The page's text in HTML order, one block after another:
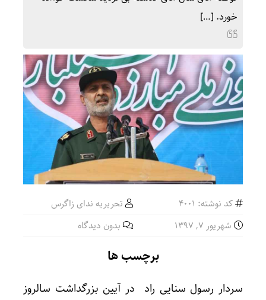
خورد. […]
کد نوشته: 4001
تحریریه ندای زاگرس
شهریور ۷, ۱۳۹۷
بدون دیدگاه
برچسب ها
سردار رسول سنایی راد در آیین بزرگداشت سالروز